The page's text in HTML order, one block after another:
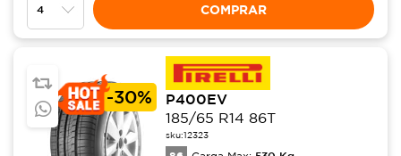
COMPRAR
-30%
P400EV
185/65 R14 86T
sku:12323